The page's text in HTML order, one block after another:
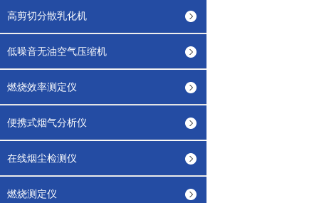
高剪切分散乳化机
低噪音无油空气压缩机
燃烧效率测定仪
便携式烟气分析仪
在线烟尘检测仪
燃烧测定仪